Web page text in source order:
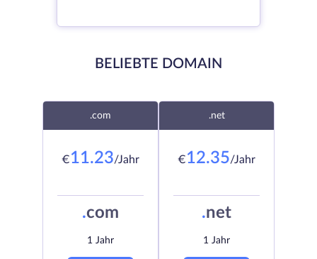
BELIEBTE DOMAIN
.com
€11.23/Jahr
.com
1 Jahr
.net
€12.35/Jahr
.net
1 Jahr